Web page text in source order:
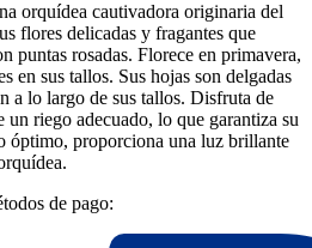
orquídea cautivadora originaria del
flores delicadas y fragantes que
puntas rosadas. Florece en primavera,
en sus tallos. Sus hojas son delgadas
a lo largo de sus tallos. Disfruta de
un riego adecuado, lo que garantiza su
óptimo, proporciona una luz brillante
de pago: